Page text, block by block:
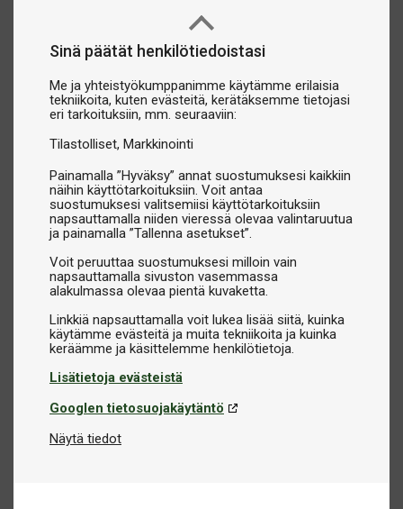
Sinä päätät henkilötiedoistasi
Me ja yhteistyökumppanimme käytämme erilaisia
tekniikoita, kuten evästeitä, kerätäksemme tietojasi
eri tarkoituksiin, mm. seuraaviin:
Tilastolliset Markkinointi
Painamalla ”Hyväksy” annat suostumuksesi kaikkiin
näihin käyttötarkoituksiin. Voit antaa
suostumuksesi valitsemiisi käyttötarkoituksiin
napsauttamalla niiden vieressä olevaa valintaruutua
ja painamalla ”Tallenna asetukset”.
Voit peruuttaa suostumuksesi milloin vain
napsauttamalla sivuston vasemmassa
alakulmassa olevaa pientä kuvaketta.
Linkkiä napsauttamalla voit lukea lisää siitä, kuinka
käytämme evästeitä ja muita tekniikoita ja kuinka
Lisätietoja evästeistä
Googlen tietosuojakäytäntö
Näytä tiedot